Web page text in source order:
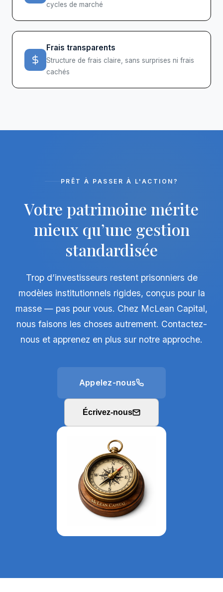
cycles de marché
Frais transparents
Structure de frais claire, sans surprises ni frais
cachés
PRÊT À PASSER À L'ACTION?
Votre patrimoine mérite
mieux qu’une gestion
standardisée
Trop d’investisseurs restent prisonniers de
modèles institutionnels rigides, conçus pour la
masse — pas pour vous. Chez McLean Capital,
nous faisons les choses autrement. Contactez-
nous et apprenez en plus sur notre approche.
Appelez-nous
Écrivez-nous